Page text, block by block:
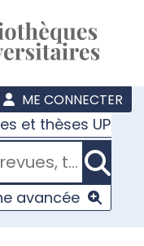
ME CONNECTER
et thèses UPJV
avancée